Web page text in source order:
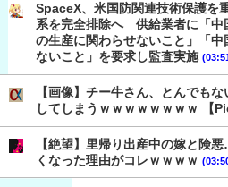
SpaceX、米国防関連技術保護を
系を完全排除へ 供給業者に「中
の生産に関わらせないこと」「
ないこと」を要求し監査実施
【画像】チー牛さん、とんでも
してしまうｗｗｗｗｗｗｗｗ 【
【絶望】里帰り出産中の嫁と険
くなった理由がコレｗｗｗｗ